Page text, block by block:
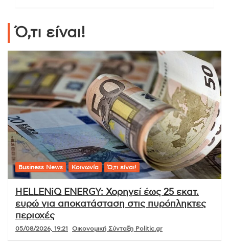
Ό,τι είναι!
Business News Κοινωνία Ό,τι είναι!
HELLENiQ ENERGY: Χορηγεί έως 25 εκατ.
ευρώ για αποκατάσταση στις πυρόπληκτες
περιοχές
05/08/2026, 19:21 Οικονομική Σύνταξη Politic.gr